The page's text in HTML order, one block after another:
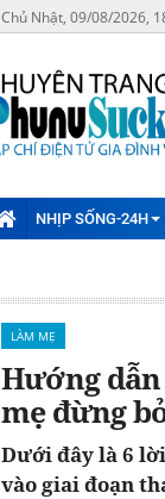
Chủ Nhật, 09/08/2026,
NHỊP SỐNG-24H
LÀM MẸ
Hướng
mẹ đừng
Dưới đây là 6
vào giai đoạn